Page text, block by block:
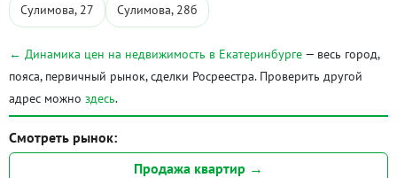
Сулимова, 27 Сулимова, 28б
← Динамика цен на недвижимость в Екатеринбурге — весь город,
пояса, первичный рынок, сделки Росреестра. Проверить другой
адрес можно здесь.
Смотреть рынок:
Продажа квартир →